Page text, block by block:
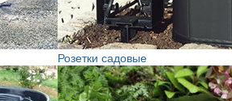
Розетки садовые